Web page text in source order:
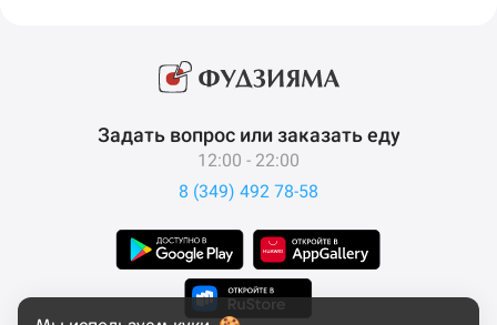
Задать вопрос или заказать еду
12:00 - 22:00
8 (349) 492 78-58